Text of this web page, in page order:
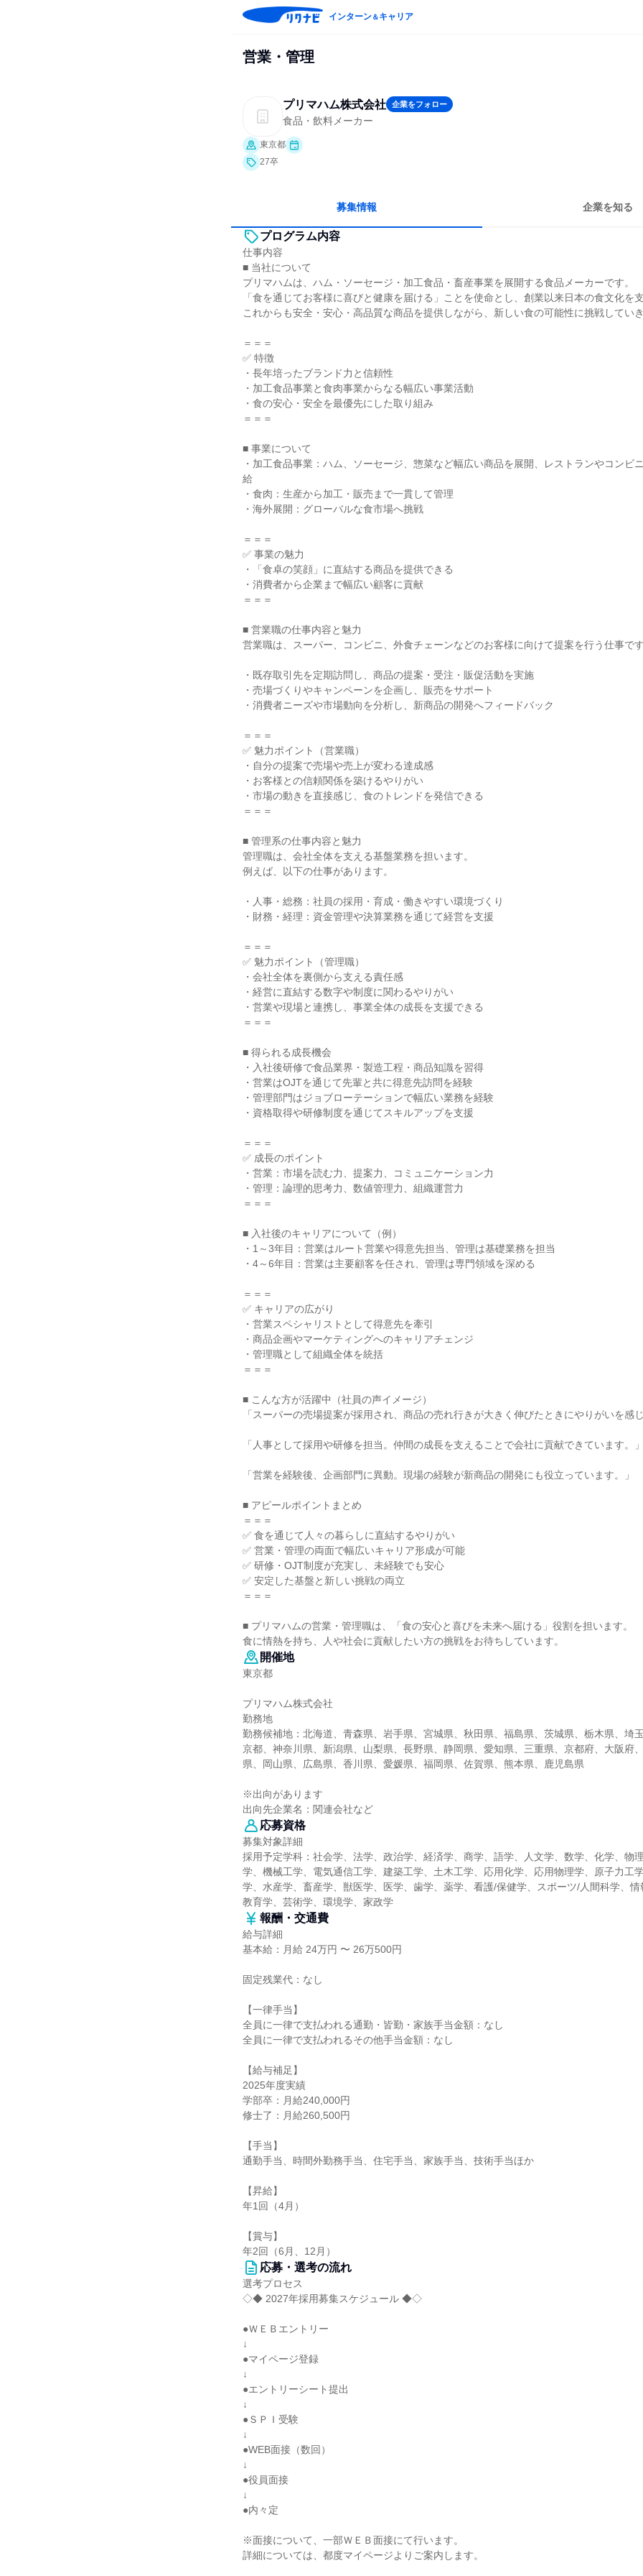
インターン＆キャリア
営業・管理
プリマハム株式会社 企業をフォロー
食品・飲料メーカー
東京都
27卒
募集情報 企業を知る
プログラム内容
仕事内容
■ 当社について
プリマハムは、ハム・ソーセージ・加工食品・畜産事業を展開する食品メーカーです。
「食を通じてお客様に喜びと健康を届ける」ことを使命とし、創業以来日本の食文化を
これからも安全・安心・高品質な商品を提供しながら、新しい食の可能性に挑戦していき
＝＝＝
✅ 特徴
・長年培ったブランド力と信頼性
・加工食品事業と食肉事業からなる幅広い事業活動
・食の安心・安全を最優先にした取り組み
＝＝＝
■ 事業について
・加工食品事業：ハム、ソーセージ、惣菜など幅広い商品を展開、レストランやコンビ
給
・食肉：生産から加工・販売まで一貫して管理
・海外展開：グローバルな食市場へ挑戦
＝＝＝
✅ 事業の魅力
・「食卓の笑顔」に直結する商品を提供できる
・消費者から企業まで幅広い顧客に貢献
＝＝＝
■ 営業職の仕事内容と魅力
営業職は、スーパー、コンビニ、外食チェーンなどのお客様に向けて提案を行う仕事です
・既存取引先を定期訪問し、商品の提案・受注・販促活動を実施
・売場づくりやキャンペーンを企画し、販売をサポート
・消費者ニーズや市場動向を分析し、新商品の開発へフィードバック
＝＝＝
✅ 魅力ポイント（営業職）
・自分の提案で売場や売上が変わる達成感
・お客様との信頼関係を築けるやりがい
・市場の動きを直接感じ、食のトレンドを発信できる
＝＝＝
■ 管理系の仕事内容と魅力
管理職は、会社全体を支える基盤業務を担います。
例えば、以下の仕事があります。
・人事・総務：社員の採用・育成・働きやすい環境づくり
・財務・経理：資金管理や決算業務を通じて経営を支援
＝＝＝
✅ 魅力ポイント（管理職）
・会社全体を裏側から支える責任感
・経営に直結する数字や制度に関わるやりがい
・営業や現場と連携し、事業全体の成長を支援できる
＝＝＝
■ 得られる成長機会
・入社後研修で食品業界・製造工程・商品知識を習得
・営業はOJTを通じて先輩と共に得意先訪問を経験
・管理部門はジョブローテーションで幅広い業務を経験
・資格取得や研修制度を通じてスキルアップを支援
＝＝＝
✅ 成長のポイント
・営業：市場を読む力、提案力、コミュニケーション力
・管理：論理的思考力、数値管理力、組織運営力
＝＝＝
■ 入社後のキャリアについて（例）
・1～3年目：営業はルート営業や得意先担当、管理は基礎業務を担当
・4～6年目：営業は主要顧客を任され、管理は専門領域を深める
＝＝＝
✅ キャリアの広がり
・営業スペシャリストとして得意先を牽引
・商品企画やマーケティングへのキャリアチェンジ
・管理職として組織全体を統括
＝＝＝
■ こんな方が活躍中（社員の声イメージ）
「スーパーの売場提案が採用され、商品の売れ行きが大きく伸びたときにやりがいを感じ
「人事として採用や研修を担当。仲間の成長を支えることで会社に貢献できています。」
「営業を経験後、企画部門に異動。現場の経験が新商品の開発にも役立っています。」
■ アピールポイントまとめ
＝＝＝
✅ 食を通じて人々の暮らしに直結するやりがい
✅ 営業・管理の両面で幅広いキャリア形成が可能
✅ 研修・OJT制度が充実し、未経験でも安心
✅ 安定した基盤と新しい挑戦の両立
＝＝＝
■ プリマハムの営業・管理職は、「食の安心と喜びを未来へ届ける」役割を担います。
食に情熱を持ち、人や社会に貢献したい方の挑戦をお待ちしています。
開催地
東京都
プリマハム株式会社
勤務地
勤務候補地：北海道、青森県、岩手県、宮城県、秋田県、福島県、茨城県、栃木県、埼
京都、神奈川県、新潟県、山梨県、長野県、静岡県、愛知県、三重県、京都府、大阪府
県、岡山県、広島県、香川県、愛媛県、福岡県、佐賀県、熊本県、鹿児島県
※出向があります
出向先企業名：関連会社など
応募資格
募集対象詳細
採用予定学科：社会学、法学、政治学、経済学、商学、語学、人文学、数学、化学、物
学、機械工学、電気通信工学、建築工学、土木工学、応用化学、応用物理学、原子力工
学、水産学、畜産学、獣医学、医学、歯学、薬学、看護/保健学、スポーツ/人間科学、情
教育学、芸術学、環境学、家政学
報酬・交通費
給与詳細
基本給：月給 24万円 〜 26万500円
固定残業代：なし
【一律手当】
全員に一律で支払われる通勤・皆勤・家族手当金額：なし
全員に一律で支払われるその他手当金額：なし
【給与補足】
2025年度実績
学部卒：月給240,000円
修士了：月給260,500円
【手当】
通勤手当、時間外勤務手当、住宅手当、家族手当、技術手当ほか
【昇給】
年1回（4月）
【賞与】
年2回（6月、12月）
応募・選考の流れ
選考プロセス
◇◆ 2027年採用募集スケジュール ◆◇
●ＷＥＢエントリー
↓
●マイページ登録
↓
●エントリーシート提出
↓
●ＳＰＩ受験
↓
●WEB面接（数回）
↓
●役員面接
↓
●内々定
※面接について、一部ＷＥＢ面接にて行います。
詳細については、都度マイページよりご案内します。